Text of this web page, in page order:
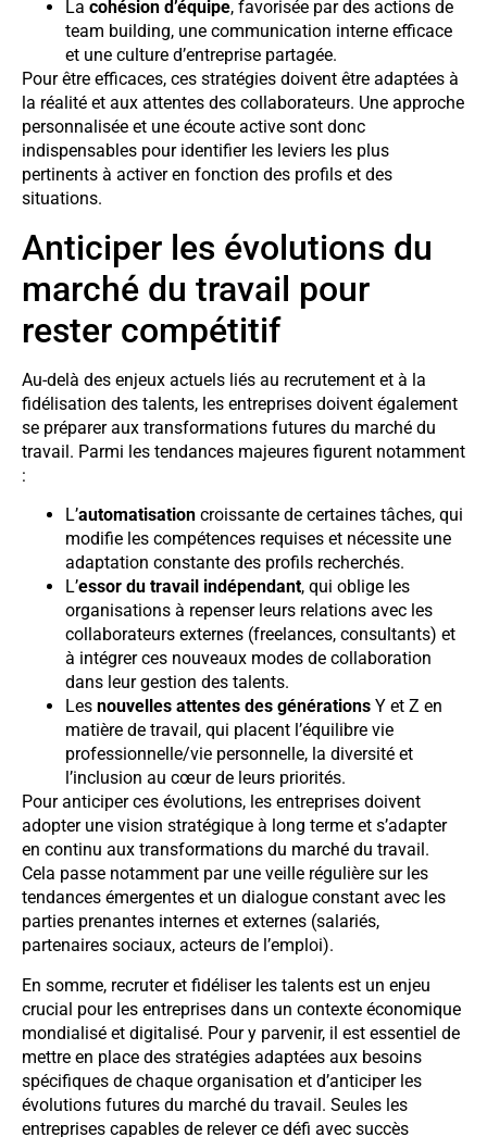
La cohésion d’équipe, favorisée par des actions de
team building, une communication interne efficace
et une culture d’entreprise partagée.
Pour être efficaces, ces stratégies doivent être adaptées à
la réalité et aux attentes des collaborateurs. Une approche
personnalisée et une écoute active sont donc
indispensables pour identifier les leviers les plus
pertinents à activer en fonction des profils et des
situations.
Anticiper les évolutions du
marché du travail pour
rester compétitif
Au-delà des enjeux actuels liés au recrutement et à la
fidélisation des talents, les entreprises doivent également
se préparer aux transformations futures du marché du
travail. Parmi les tendances majeures figurent notamment
:
L’automatisation croissante de certaines tâches, qui
modifie les compétences requises et nécessite une
adaptation constante des profils recherchés.
L’essor du travail indépendant, qui oblige les
organisations à repenser leurs relations avec les
collaborateurs externes (freelances, consultants) et
à intégrer ces nouveaux modes de collaboration
dans leur gestion des talents.
Les nouvelles attentes des générations Y et Z en
matière de travail, qui placent l’équilibre vie
professionnelle/vie personnelle, la diversité et
l’inclusion au cœur de leurs priorités.
Pour anticiper ces évolutions, les entreprises doivent
adopter une vision stratégique à long terme et s’adapter
en continu aux transformations du marché du travail.
Cela passe notamment par une veille régulière sur les
tendances émergentes et un dialogue constant avec les
parties prenantes internes et externes (salariés,
partenaires sociaux, acteurs de l’emploi).
En somme, recruter et fidéliser les talents est un enjeu
crucial pour les entreprises dans un contexte économique
mondialisé et digitalisé. Pour y parvenir, il est essentiel de
mettre en place des stratégies adaptées aux besoins
spécifiques de chaque organisation et d’anticiper les
évolutions futures du marché du travail. Seules les
entreprises capables de relever ce défi avec succès